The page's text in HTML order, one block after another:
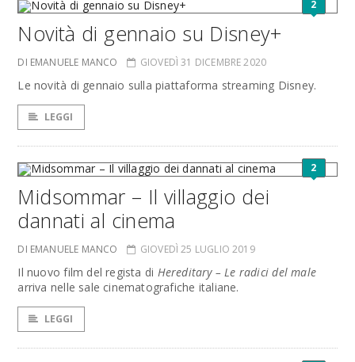
2
Novità di gennaio su Disney+
DI EMANUELE MANCO GIOVEDÌ 31 DICEMBRE 2020
Le novità di gennaio sulla piattaforma streaming Disney.
LEGGI
2
Midsommar – Il villaggio dei
dannati al cinema
DI EMANUELE MANCO GIOVEDÌ 25 LUGLIO 2019
Il nuovo film del regista di Hereditary – Le radici del male
arriva nelle sale cinematografiche italiane.
LEGGI